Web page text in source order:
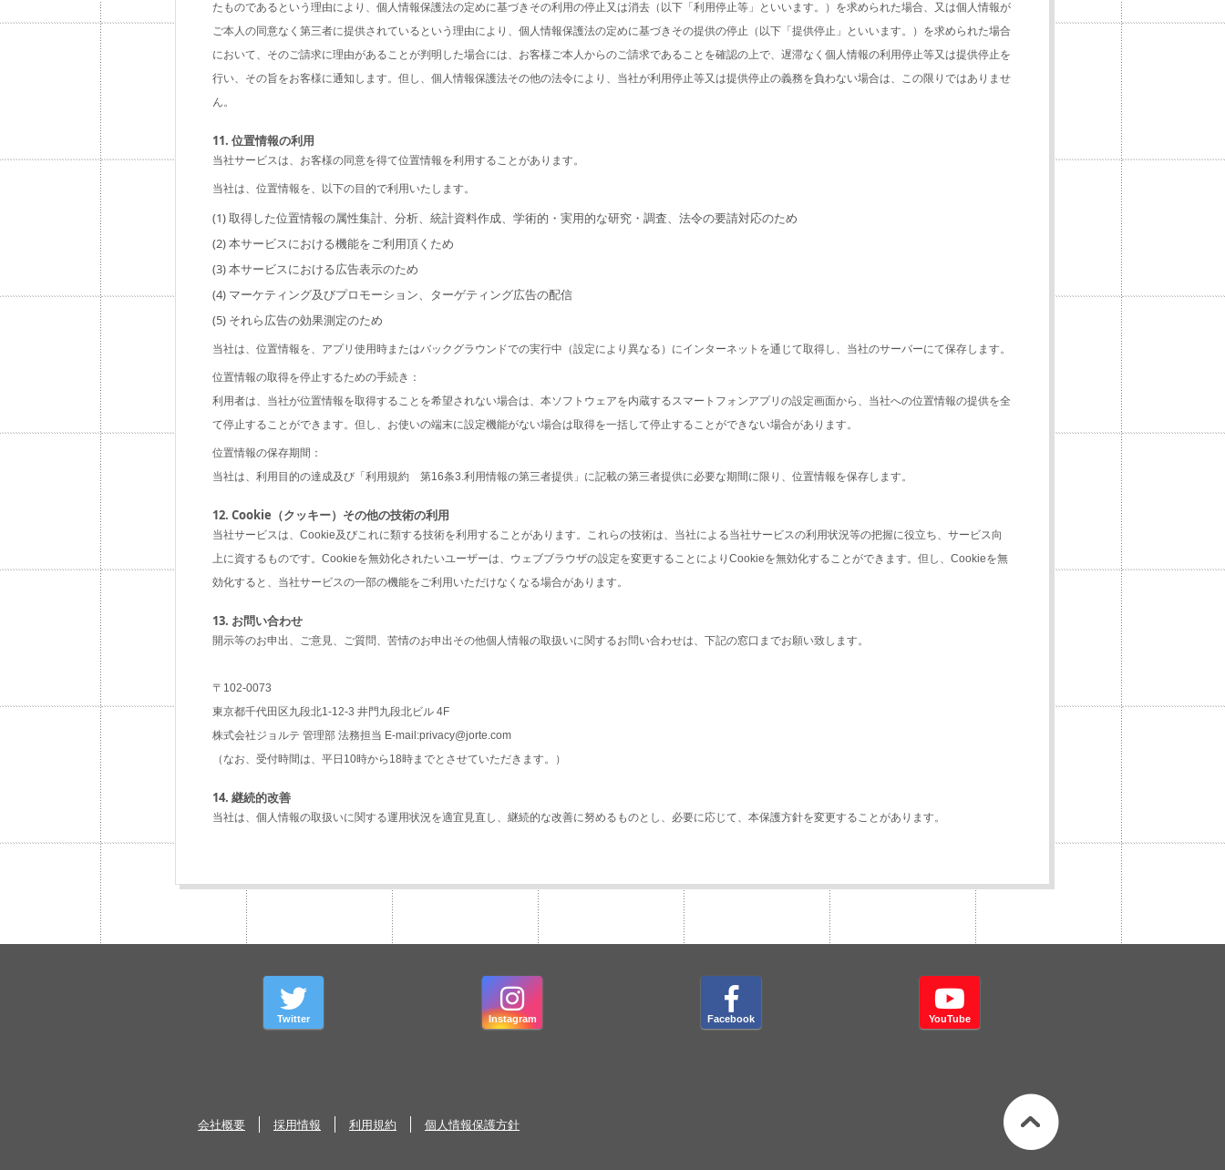
たものであるという理由により、個人情報保護法の定めに基づきその利用の停止又は消去（以下「利用停止等」といいます。）を求められた場合、又は個人情報が
ご本人の同意なく第三者に提供されているという理由により、個人情報保護法の定めに基づきその提供の停止（以下「提供停止」といいます。）を求められた場合
において、そのご請求に理由があることが判明した場合には、お客様ご本人からのご請求であることを確認の上で、遅滞なく個人情報の利用停止等又は提供停止を
行い、その旨をお客様に通知します。但し、個人情報保護法その他の法令により、当社が利用停止等又は提供停止の義務を負わない場合は、この限りではありませ
ん。
11. 位置情報の利用
当社サービスは、お客様の同意を得て位置情報を利用することがあります。
当社は、位置情報を、以下の目的で利用いたします。
(1) 取得した位置情報の属性集計、分析、統計資料作成、学術的・実用的な研究・調査、法令の要請対応のため
(2) 本サービスにおける機能をご利用頂くため
(3) 本サービスにおける広告表示のため
(4) マーケティング及びプロモーション、ターゲティング広告の配信
(5) それら広告の効果測定のため
当社は、位置情報を、アプリ使用時またはバックグラウンドでの実行中（設定により異なる）にインターネットを通じて取得し、当社のサーバーにて保存します。
位置情報の取得を停止するための手続き：
利用者は、当社が位置情報を取得することを希望されない場合は、本ソフトウェアを内蔵するスマートフォンアプリの設定画面から、当社への位置情報の提供を全
て停止することができます。但し、お使いの端末に設定機能がない場合は取得を一括して停止することができない場合があります。
位置情報の保存期間：
当社は、利用目的の達成及び「利用規約 第16条3.利用情報の第三者提供」に記載の第三者提供に必要な期間に限り、位置情報を保存します。
12. Cookie（クッキー）その他の技術の利用
当社サービスは、Cookie及びこれに類する技術を利用することがあります。これらの技術は、当社による当社サービスの利用状況等の把握に役立ち、サービス向
上に資するものです。Cookieを無効化されたいユーザーは、ウェブブラウザの設定を変更することによりCookieを無効化することができます。但し、Cookieを無
効化すると、当社サービスの一部の機能をご利用いただけなくなる場合があります。
13. お問い合わせ
開示等のお申出、ご意見、ご質問、苦情のお申出その他個人情報の取扱いに関するお問い合わせは、下記の窓口までお願い致します。
〒102-0073
東京都千代田区九段北1-12-3 井門九段北ビル 4F
株式会社ジョルテ 管理部 法務担当 E-mail:privacy@jorte.com
（なお、受付時間は、平日10時から18時までとさせていただきます。）
14. 継続的改善
当社は、個人情報の取扱いに関する運用状況を適宜見直し、継続的な改善に努めるものとし、必要に応じて、本保護方針を変更することがあります。
Twitter Instagram Facebook YouTube
会社概要 採用情報 利用規約 個人情報保護方針